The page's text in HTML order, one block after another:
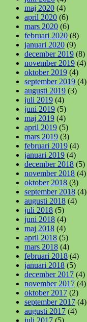
maj 2020 (4)
april 2020 (6)
mars 2020 (6)
februari 2020 (8)
januari 2020 (9)
december 2019 (8)
november 2019 (4)
oktober 2019 (4)
september 2019 (4)
augusti 2019 (3)
juli 2019 (4)
juni 2019 (5)
maj 2019 (4)
april 2019 (5)
mars 2019 (3)
februari 2019 (4)
januari 2019 (4)
december 2018 (5)
november 2018 (4)
oktober 2018 (3)
september 2018 (4)
augusti 2018 (4)
juli 2018 (5)
juni 2018 (4)
maj 2018 (4)
april 2018 (5)
mars 2018 (4)
februari 2018 (4)
januari 2018 (5)
december 2017 (4)
november 2017 (4)
oktober 2017 (2)
september 2017 (4)
augusti 2017 (4)